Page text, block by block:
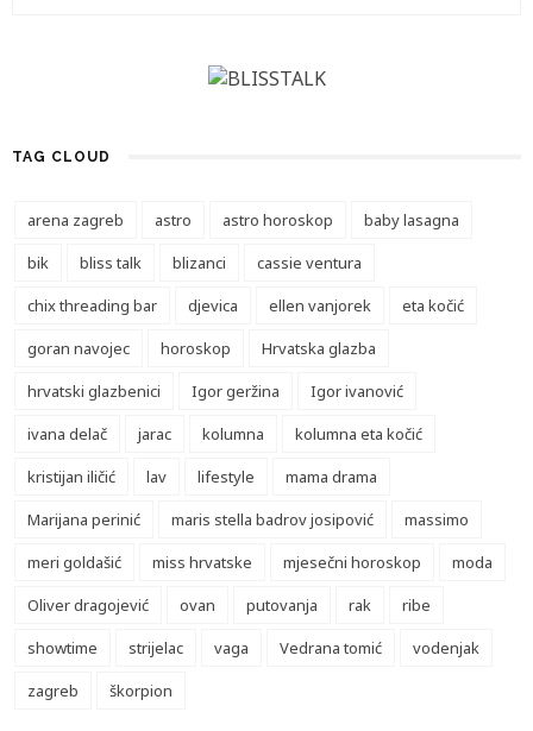
TAG CLOUD
arena zagreb astro astro horoskop
baby lasagna
bik
bliss talk blizanci
cassie ventura
chix threading bar
djevica ellen vanjorek
eta kočić
goran navojec
horoskop
Hrvatska glazba
hrvatski glazbenici
Igor geržina
Igor ivanović
ivana delač
jarac kolumna
kolumna eta kočić
kristijan iličić
lav lifestyle
mama drama
Marijana perinić
maris stella badrov josipović
massimo
meri goldašić
miss hrvatske mjesečni horoskop
moda
Oliver dragojević
ovan putovanja rak
ribe
showtime
strijelac vaga Vedrana tomić
vodenjak
zagreb
škorpion